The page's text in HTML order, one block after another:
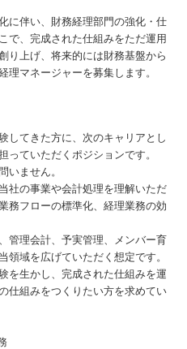
に伴い、財務経理部門の強化・仕
で、完成された仕組みをただ運用
り上げ、将来的には財務基盤から
理マネージャーを募集します。
してきた方に、次のキャリアとし
っていただくポジションです。
いません。
社の事業や会計処理を理解いただ
務フローの標準化、経理業務の効
管理会計、予実管理、メンバー育
領域を広げていただく想定です。
を生かし、完成された仕組みを運
仕組みをつくりたい方を求めてい